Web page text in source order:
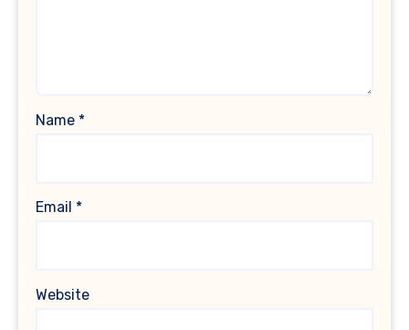
Name *
Email *
Website